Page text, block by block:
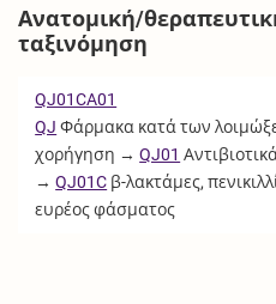
Ανατομική/
ταξινόμηση
QJ01CA01
QJ Φάρμακα κατά των
χορήγηση →QJ01
→QJ01C β-λακτάμες,
ευρέος φάσματος